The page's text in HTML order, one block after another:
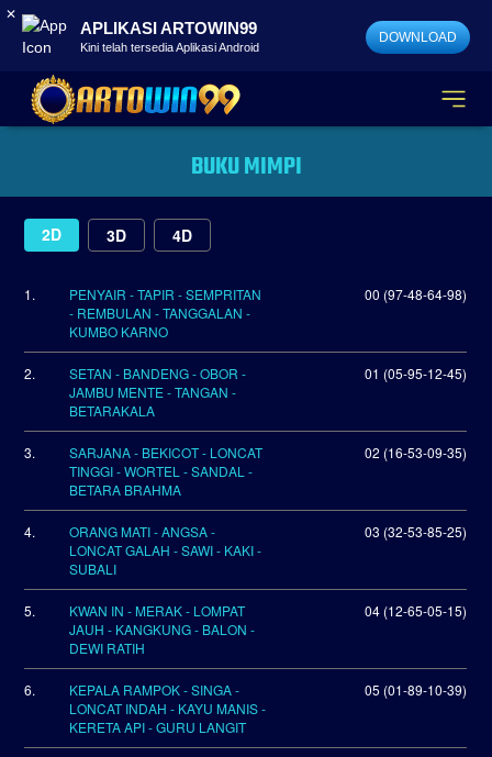
APLIKASI ARTOWIN99
Kini telah tersedia Aplikasi Android
DOWNLOAD
✕
BUKU MIMPI
2D 3D 4D
1.
PENYAIR - TAPIR - SEMPRITAN
- REMBULAN - TANGGALAN -
KUMBO KARNO
00 (97-48-64-98)
2.
SETAN - BANDENG - OBOR -
JAMBU MENTE - TANGAN -
BETARAKALA
01 (05-95-12-45)
3.
SARJANA - BEKICOT - LONCAT
TINGGI - WORTEL - SANDAL -
BETARA BRAHMA
02 (16-53-09-35)
4.
ORANG MATI - ANGSA -
LONCAT GALAH - SAWI - KAKI -
SUBALI
03 (32-53-85-25)
5.
KWAN IN - MERAK - LOMPAT
JAUH - KANGKUNG - BALON -
DEWI RATIH
04 (12-65-05-15)
6.
KEPALA RAMPOK - SINGA -
LONCAT INDAH - KAYU MANIS -
KERETA API - GURU LANGIT
05 (01-89-10-39)